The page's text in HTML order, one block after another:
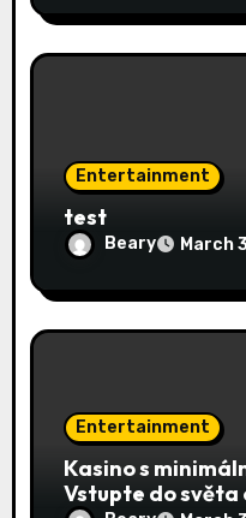
Entertainment
test
Beary March
Entertainment
Kasino s
Vstupte do